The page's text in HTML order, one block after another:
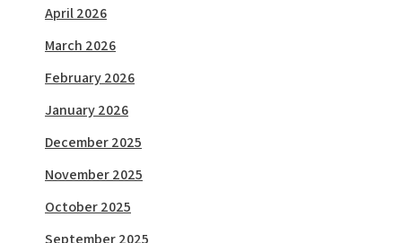
April 2026
March 2026
February 2026
January 2026
December 2025
November 2025
October 2025
September 2025